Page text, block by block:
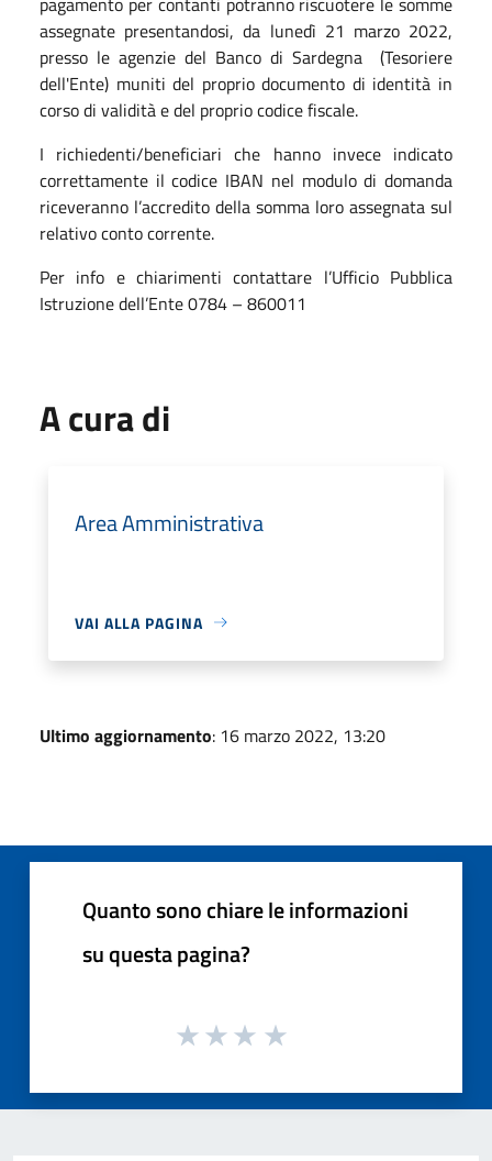
assegnate presentandosi, da lunedì 21 marzo 2022,
presso le agenzie del Banco di Sardegna (Tesoriere
dell'Ente) muniti del proprio documento di identità in
corso di validità e del proprio codice fiscale.
I richiedenti/beneficiari che hanno invece indicato
correttamente il codice IBAN nel modulo di domanda
riceveranno l’accredito della somma loro assegnata sul
relativo conto corrente.
Per info e chiarimenti contattare l’Ufficio Pubblica
Istruzione dell’Ente 0784 – 860011
A cura di
Area Amministrativa
VAI ALLA PAGINA
Ultimo aggiornamento: 16 marzo 2022, 13:20
Quanto sono chiare le informazioni
su questa pagina?